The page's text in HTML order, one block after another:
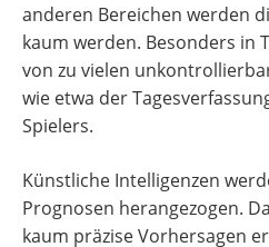
anderen Bereichen werden
kaum werden. Besonders in
von zu vielen
wie etwa der
Spielers.
Künstliche Intelligenzen
Prognosen herangezogen.
kaum präzise Vorhersagen